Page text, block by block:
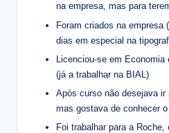
na empresa, mas para
Foram criados na empresa
dias em especial na
Licenciou-se em
(já a trabalhar na BIAL)
Após curso não desejava ir
mas gostava de conhecer
Foi trabalhar para a